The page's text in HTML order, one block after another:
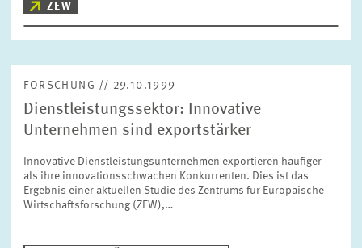
ZEW
FORSCHUNG // 29.10.1999
Dienstleistungssektor: Innovative
Unternehmen sind exportstärker
Innovative Dienstleistungsunternehmen exportieren häufiger
als ihre innovationsschwachen Konkurrenten. Dies ist das
Ergebnis einer aktuellen Studie des Zentrums für Europäische
Wirtschaftsforschung (ZEW),…